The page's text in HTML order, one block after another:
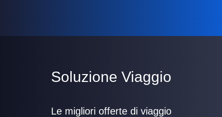
Soluzione Viaggio
Le migliori offerte di viaggio